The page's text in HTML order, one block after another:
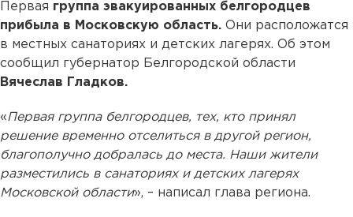
Первая группа эвакуированных белгородцев
прибыла в Московскую область. Они расположатся
в местных санаториях и детских лагерях. Об этом
сообщил губернатор Белгородской области
Вячеслав Гладков.
«Первая группа белгородцев, тех, кто принял
решение временно отселиться в другой регион,
благополучно добралась до места. Наши жители
разместились в санаториях и детских лагерях
Московской области», – написал глава региона.